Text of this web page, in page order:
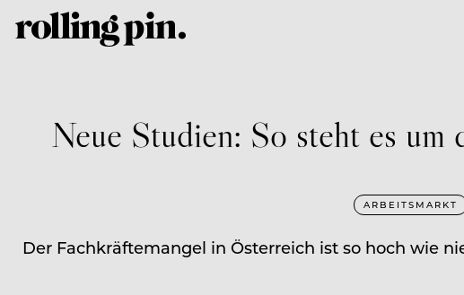
Neue Studien: So steht es
ARBEITSMARKT
Der Fachkräftemangel in Österreich ist so hoch wie